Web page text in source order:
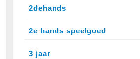
2dehands
2e hands speelgoed
3 jaar